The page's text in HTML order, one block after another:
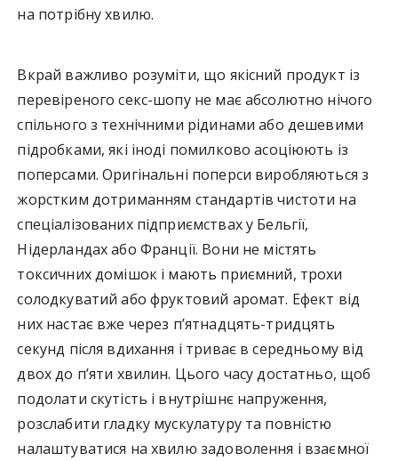
на потрібну хвилю.
Вкрай важливо розуміти, що якісний продукт із
перевіреного секс-шопу не має абсолютно нічого
спільного з технічними рідинами або дешевими
підробками, які іноді помилково асоціюють із
поперсами. Оригінальні поперси виробляються з
жорстким дотриманням стандартів чистоти на
спеціалізованих підприємствах у Бельгії,
Нідерландах або Франції. Вони не містять
токсичних домішок і мають приємний, трохи
солодкуватий або фруктовий аромат. Ефект від
них настає вже через п’ятнадцять-тридцять
секунд після вдихання і триває в середньому від
двох до п’яти хвилин. Цього часу достатньо, щоб
подолати скутість і внутрішнє напруження,
розслабити гладку мускулатуру та повністю
налаштуватися на хвилю задоволення і взаємної